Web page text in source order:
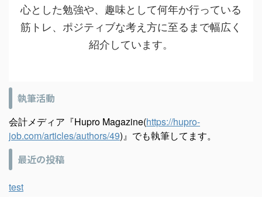
心とした勉強や、趣味として何年か行っている
筋トレ、ポジティブな考え方に至るまで幅広く
紹介しています。
執筆活動
会計メディア『Hupro Magazine(https://hupro-
job.com/articles/authors/49)』でも執筆してます。
最近の投稿
test